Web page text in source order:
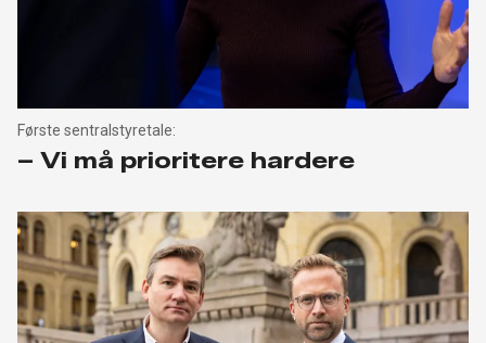
Første sentralstyretale:
– Vi må prioritere hardere